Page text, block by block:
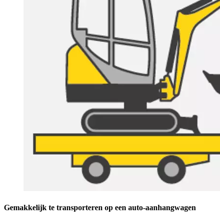
Gemakkelijk te transporteren op een auto-aanhangwagen